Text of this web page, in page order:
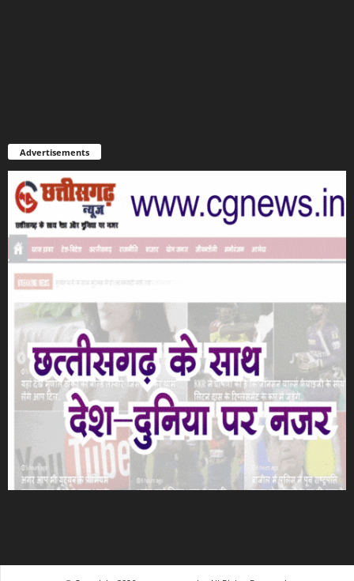
Advertisements